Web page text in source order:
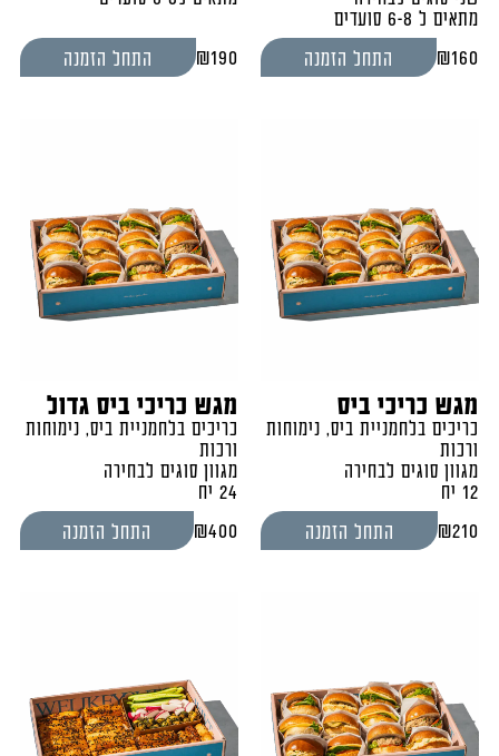
מתאים ל 6-8 סועדים
160
₪ התחל הזמנה 190
₪ התחל הזמנה
מגש כריכי ביס
כריכים בלחמניית ביס, נימוחות
ורכות
מגוון סוגים לבחירה
12 יח
210
₪ התחל הזמנה
מגש כריכי ביס גדול
כריכים בלחמניית ביס, נימוחות
ורכות
מגוון סוגים לבחירה
24 יח
400
₪ התחל הזמנה